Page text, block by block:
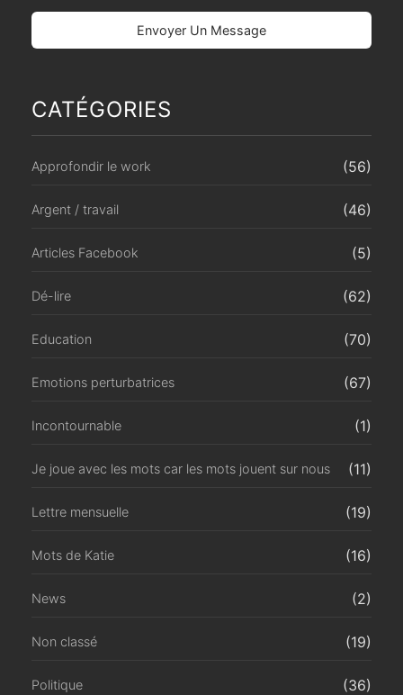
CATÉGORIES
Approfondir le work (56)
Argent / travail (46)
Articles Facebook (5)
Dé-lire (62)
Education (70)
Emotions perturbatrices (67)
Incontournable (1)
Je joue avec les mots car les mots jouent sur nous (11)
Lettre mensuelle (19)
Mots de Katie (16)
News (2)
Non classé (19)
Politique (36)